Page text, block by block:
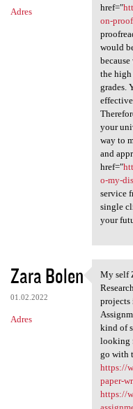
Adres
href="
on-
would
the high
grades.
your
way to
and
href="
o-my-
service
single
your
Zara Bolen
01.02.2022
Adres
My self
My self
projects
kind of
looking
go with
https://
paper-
https://